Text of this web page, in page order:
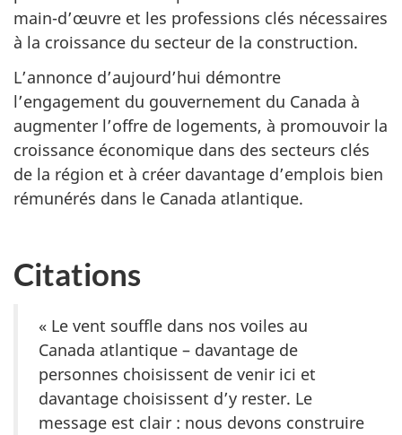
main-d’œuvre et les professions clés nécessaires
à la croissance du secteur de la construction.
L’annonce d’aujourd’hui démontre
l’engagement du gouvernement du Canada à
augmenter l’offre de logements, à promouvoir la
croissance économique dans des secteurs clés
de la région et à créer davantage d’emplois bien
rémunérés dans le Canada atlantique.
Citations
« Le vent souffle dans nos voiles au
Canada atlantique – davantage de
personnes choisissent de venir ici et
davantage choisissent d’y rester. Le
message est clair : nous devons construire